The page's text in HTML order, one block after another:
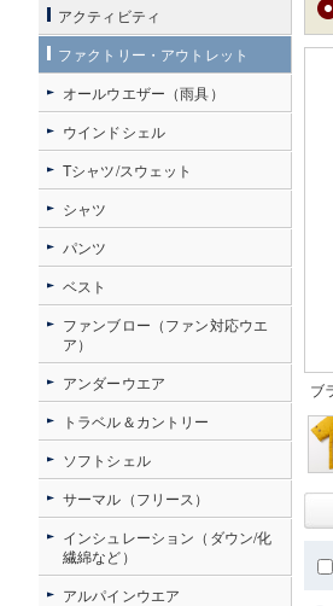
ブ
アクティビティ
ファクトリー・アウトレット
オールウエザー（雨具）
ウインドシェル
Tシャツ/スウェット
シャツ
パンツ
ベスト
ファンブロー（ファン対応ウエ
ア）
アンダーウエア
トラベル＆カントリー
ソフトシェル
サーマル（フリース）
インシュレーション（ダウン/化
繊綿など）
アルパインウエア